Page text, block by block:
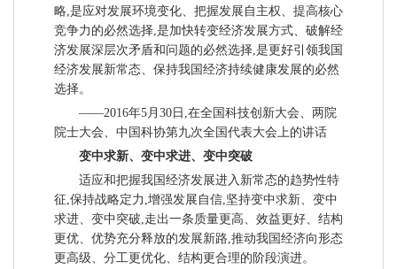
略,是应对发展环境变化、把握发展自主权、提高核心
竞争力的必然选择,是加快转变经济发展方式、破解经
济发展深层次矛盾和问题的必然选择,是更好引领我国
经济发展新常态、保持我国经济持续健康发展的必然
选择。
——2016年5月30日,在全国科技创新大会、两院
院士大会、中国科协第九次全国代表大会上的讲话
变中求新、变中求进、变中突破
适应和把握我国经济发展进入新常态的趋势性特
征,保持战略定力,增强发展自信,坚持变中求新、变中
求进、变中突破,走出一条质量更高、效益更好、结构
更优、优势充分释放的发展新路,推动我国经济向形态
更高级、分工更优化、结构更合理的阶段演进。